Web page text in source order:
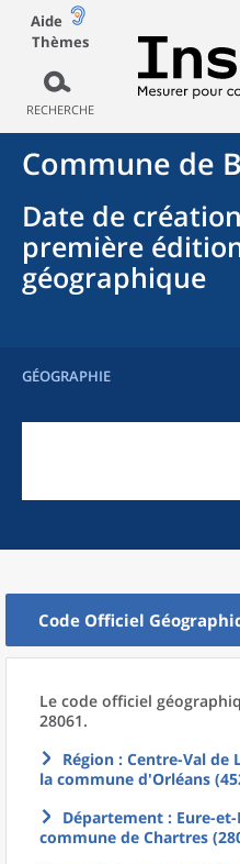
Aide
Thèmes
RECHERCHE
Commune de
Date de création
première
géographique
GÉOGRAPHIE
Code Officiel
Le code officiel
28061.
Région : Centre-Val de
la commune d'Orléans
Département : Eure-
commune de Chartres